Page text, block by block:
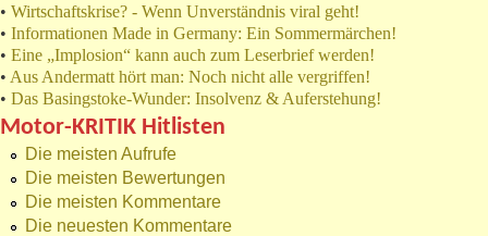
• Wirtschaftskrise? - Wenn Unverständnis viral geht!
• Informationen Made in Germany: Ein Sommermärchen!
• Eine „Implosion“ kann auch zum Leserbrief werden!
• Aus Andermatt hört man: Noch nicht alle vergriffen!
• Das Basingstoke-Wunder: Insolvenz & Auferstehung!
Motor-KRITIK Hitlisten
Die meisten Aufrufe
Die meisten Bewertungen
Die meisten Kommentare
Die neuesten Kommentare